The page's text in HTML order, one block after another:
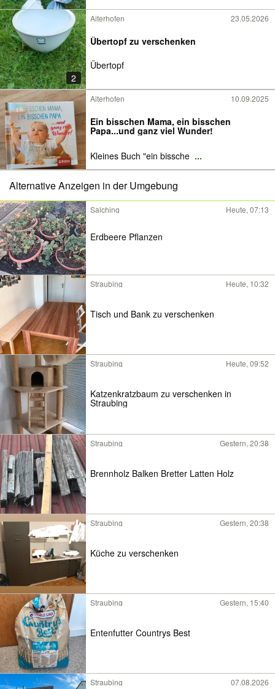
2
Aiterhofen 23.05.2026
Übertopf zu verschenken
Übertopf
Aiterhofen 10.09.2025
Ein bisschen Mama, ein bisschen
Papa...und ganz viel Wunder!
Kleines Buch "ein bissche ...
Alternative Anzeigen in der Umgebung
Salching Heute, 07:13
Erdbeere Pflanzen
Straubing Heute, 10:32
Tisch und Bank zu verschenken
Straubing Heute, 09:52
Katzenkratzbaum zu verschenken in
Straubing
Straubing Gestern, 20:38
Brennholz Balken Bretter Latten Holz
Straubing Gestern, 20:38
Küche zu verschenken
Straubing Gestern, 15:40
Entenfutter Countrys Best
Straubing 07.08.2026